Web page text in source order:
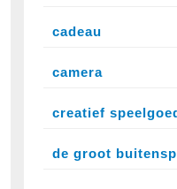
cadeau
camera
creatief
de groot